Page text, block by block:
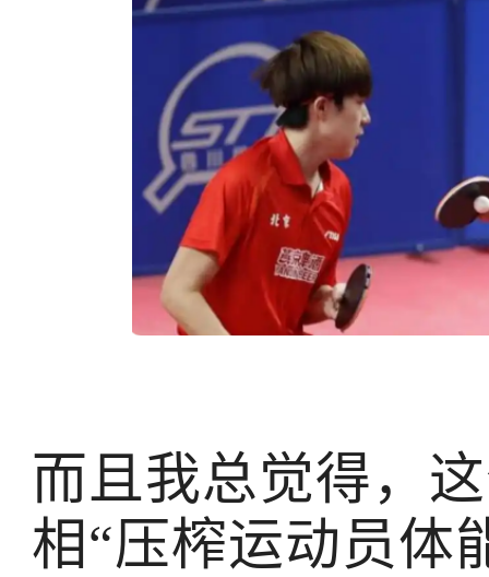
而且我总觉得，
相“压榨运动员体